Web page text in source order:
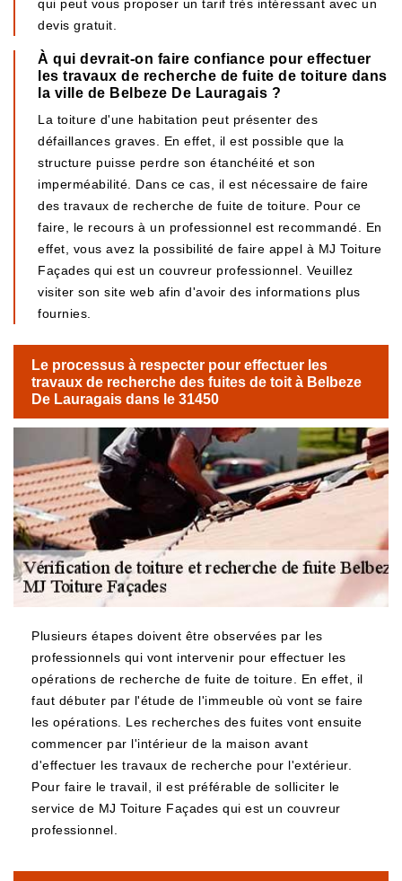
qui peut vous proposer un tarif très intéressant avec un
devis gratuit.
À qui devrait-on faire confiance pour effectuer
les travaux de recherche de fuite de toiture dans
la ville de Belbeze De Lauragais ?
La toiture d'une habitation peut présenter des
défaillances graves. En effet, il est possible que la
structure puisse perdre son étanchéité et son
imperméabilité. Dans ce cas, il est nécessaire de faire
des travaux de recherche de fuite de toiture. Pour ce
faire, le recours à un professionnel est recommandé. En
effet, vous avez la possibilité de faire appel à MJ Toiture
Façades qui est un couvreur professionnel. Veuillez
visiter son site web afin d'avoir des informations plus
fournies.
Le processus à respecter pour effectuer les
travaux de recherche des fuites de toit à Belbeze
De Lauragais dans le 31450
Plusieurs étapes doivent être observées par les
professionnels qui vont intervenir pour effectuer les
opérations de recherche de fuite de toiture. En effet, il
faut débuter par l'étude de l'immeuble où vont se faire
les opérations. Les recherches des fuites vont ensuite
commencer par l'intérieur de la maison avant
d'effectuer les travaux de recherche pour l'extérieur.
Pour faire le travail, il est préférable de solliciter le
service de MJ Toiture Façades qui est un couvreur
professionnel.